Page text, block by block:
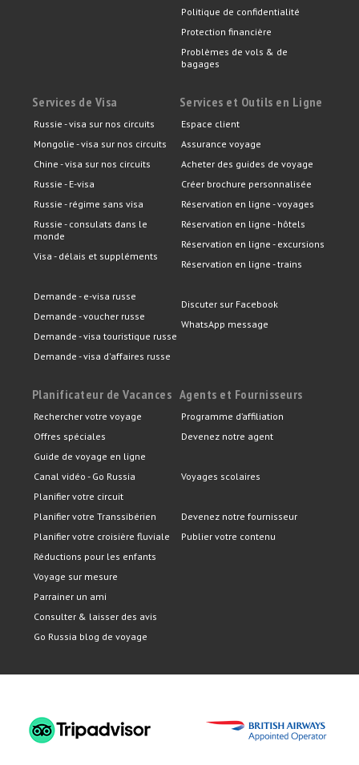
Politique de confidentialité
Protection financière
Problèmes de vols & de
bagages
Services de Visa
Russie - visa sur nos circuits
Mongolie - visa sur nos circuits
Chine - visa sur nos circuits
Russie - E-visa
Russie - régime sans visa
Russie - consulats dans le
monde
Visa - délais et suppléments
Demande - e-visa russe
Demande - voucher russe
Demande - visa touristique russe
Demande - visa d'affaires russe
Services et Outils en Ligne
Espace client
Assurance voyage
Acheter des guides de voyage
Créer brochure personnalisée
Réservation en ligne - voyages
Réservation en ligne - hôtels
Réservation en ligne - excursions
Réservation en ligne - trains
Discuter sur Facebook
WhatsApp message
Planificateur de Vacances
Rechercher votre voyage
Offres spéciales
Guide de voyage en ligne
Canal vidéo - Go Russia
Planifier votre circuit
Planifier votre Transsibérien
Planifier votre croisière fluviale
Réductions pour les enfants
Voyage sur mesure
Parrainer un ami
Consulter & laisser des avis
Go Russia blog de voyage
Agents et Fournisseurs
Programme d’affiliation
Devenez notre agent
Voyages scolaires
Devenez notre fournisseur
Publier votre contenu